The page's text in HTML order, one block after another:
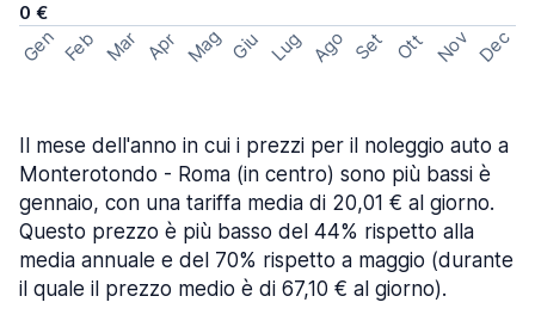
0 €
Gen Feb Mar Apr Mag Giu Lug Ago Set Ott Nov Dec
Il mese dell'anno in cui i prezzi per il noleggio auto a
Monterotondo - Roma (in centro) sono più bassi è
gennaio, con una tariffa media di 20,01 € al giorno.
Questo prezzo è più basso del 44% rispetto alla
media annuale e del 70% rispetto a maggio (durante
il quale il prezzo medio è di 67,10 € al giorno).